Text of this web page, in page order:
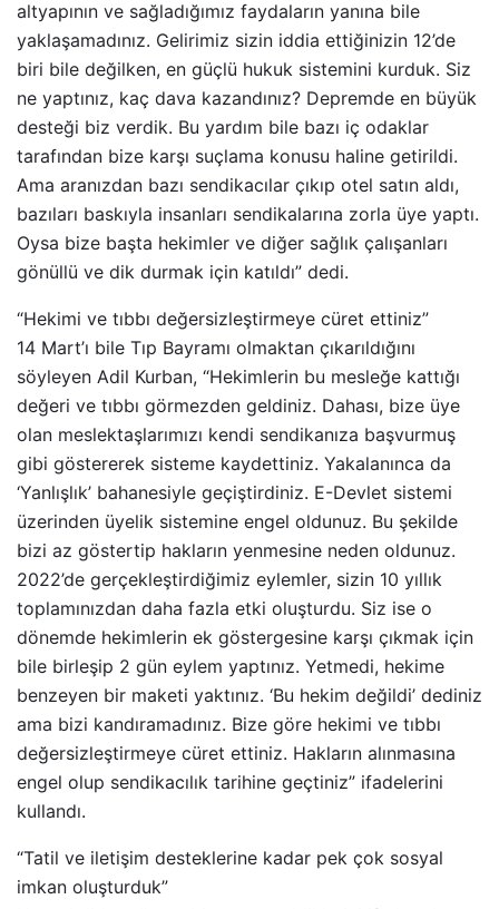
altyapının ve sağladığımız faydaların yanına bile
yaklaşamadınız. Gelirimiz sizin iddia ettiğinizin 12’de
biri bile değilken, en güçlü hukuk sistemini kurduk. Siz
ne yaptınız, kaç dava kazandınız? Depremde en büyük
desteği biz verdik. Bu yardım bile bazı iç odaklar
tarafından bize karşı suçlama konusu haline getirildi.
Ama aranızdan bazı sendikacılar çıkıp otel satın aldı,
bazıları baskıyla insanları sendikalarına zorla üye yaptı.
Oysa bize başta hekimler ve diğer sağlık çalışanları
gönüllü ve dik durmak için katıldı” dedi.
“Hekimi ve tıbbı değersizleştirmeye cüret ettiniz”
14 Mart’ı bile Tıp Bayramı olmaktan çıkarıldığını
söyleyen Adil Kurban, “Hekimlerin bu mesleğe kattığı
değeri ve tıbbı görmezden geldiniz. Dahası, bize üye
olan meslektaşlarımızı kendi sendikanıza başvurmuş
gibi göstererek sisteme kaydettiniz. Yakalanınca da
‘Yanlışlık’ bahanesiyle geçiştirdiniz. E-Devlet sistemi
üzerinden üyelik sistemine engel oldunuz. Bu şekilde
bizi az göstertip hakların yenmesine neden oldunuz.
2022’de gerçekleştirdiğimiz eylemler, sizin 10 yıllık
toplamınızdan daha fazla etki oluşturdu. Siz ise o
dönemde hekimlerin ek göstergesine karşı çıkmak için
bile birleşip 2 gün eylem yaptınız. Yetmedi, hekime
benzeyen bir maketi yaktınız. ‘Bu hekim değildi’ dediniz
ama bizi kandıramadınız. Bize göre hekimi ve tıbbı
değersizleştirmeye cüret ettiniz. Hakların alınmasına
engel olup sendikacılık tarihine geçtiniz” ifadelerini
kullandı.
“Tatil ve iletişim desteklerine kadar pek çok sosyal
imkan oluşturduk”